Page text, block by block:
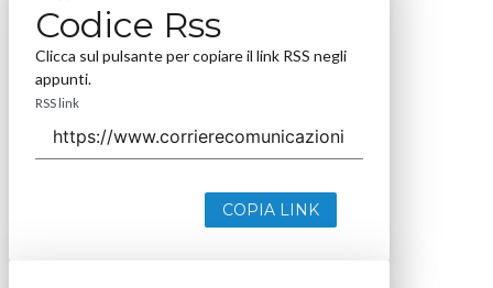
Codice Rss
Clicca sul pulsante per copiare il link RSS negli
appunti.
RSS link
COPIA LINK